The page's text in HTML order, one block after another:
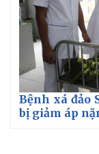
Bệnh xá đảo
bị giảm áp